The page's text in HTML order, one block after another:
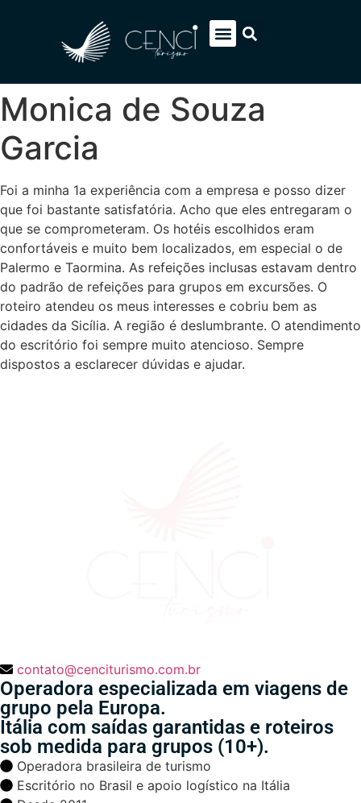
Monica de Souza
Garcia
Foi a minha 1a experiência com a empresa e posso dizer
que foi bastante satisfatória. Acho que eles entregaram o
que se comprometeram. Os hotéis escolhidos eram
confortáveis e muito bem localizados, em especial o de
Palermo e Taormina. As refeições inclusas estavam dentro
do padrão de refeições para grupos em excursões. O
roteiro atendeu os meus interesses e cobriu bem as
cidades da Sicília. A região é deslumbrante. O atendimento
do escritório foi sempre muito atencioso. Sempre
dispostos a esclarecer dúvidas e ajudar.
contato@cenciturismo.com.br
Operadora especializada em viagens de
grupo pela Europa.
Itália com saídas garantidas e roteiros
sob medida para grupos (10+).
Operadora brasileira de turismo
Escritório no Brasil e apoio logístico na Itália